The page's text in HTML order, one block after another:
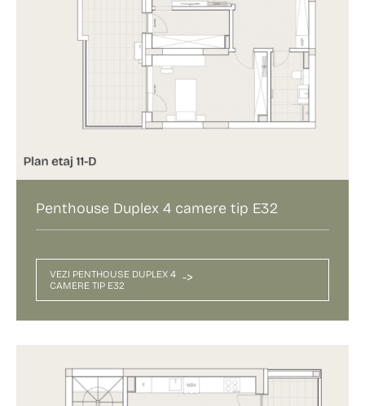
Penthouse Duplex 4 camere tip E32
VEZI PENTHOUSE DUPLEX 4
CAMERE TIP E32
->